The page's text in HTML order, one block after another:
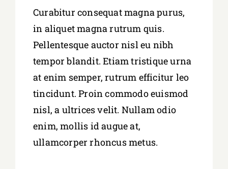
Curabitur consequat magna purus,
in aliquet magna rutrum quis.
Pellentesque auctor nisl eu nibh
tempor blandit. Etiam tristique urna
at enim semper, rutrum efficitur leo
tincidunt. Proin commodo euismod
nisl, a ultrices velit. Nullam odio
enim, mollis id augue at,
ullamcorper rhoncus metus.